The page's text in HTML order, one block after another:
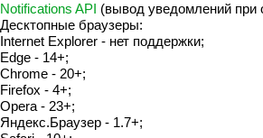
Notifications API (вывод уведомлений при
Десктопные браузеры:
Internet Explorer - нет поддержки;
Edge - 14+;
Chrome - 20+;
Firefox - 4+;
Opera - 23+;
Яндекс.Браузер - 1.7+;